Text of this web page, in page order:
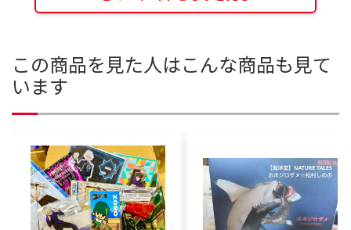
この商品を見た人はこんな商品も見て
います